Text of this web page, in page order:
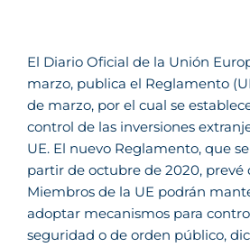
El Diario Oficial de la Unión
marzo, publica el Reglamento
de marzo, por el cual se
control de las inversiones
UE. El nuevo Reglamento, que
partir de octubre de 2020, prevé
Miembros de la UE podrán
adoptar mecanismos para
seguridad o de orden público,